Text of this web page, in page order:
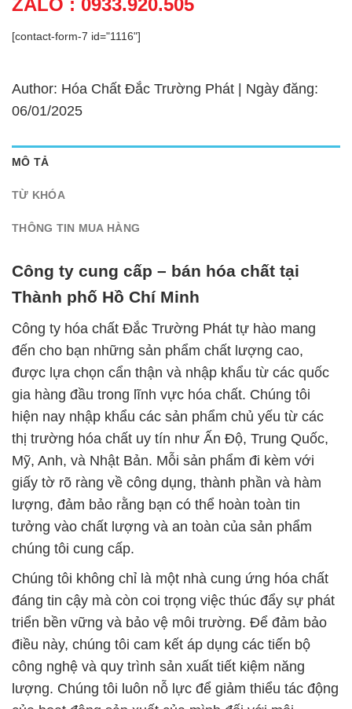
[contact-form-7 id="1116"]
Author: Hóa Chất Đắc Trường Phát | Ngày đăng:
06/01/2025
MÔ TẢ
TỪ KHÓA
THÔNG TIN MUA HÀNG
Công ty cung cấp – bán hóa chất tại
Thành phố Hồ Chí Minh
Công ty hóa chất Đắc Trường Phát tự hào mang
đến cho bạn những sản phẩm chất lượng cao,
được lựa chọn cẩn thận và nhập khẩu từ các quốc
gia hàng đầu trong lĩnh vực hóa chất. Chúng tôi
hiện nay nhập khẩu các sản phẩm chủ yếu từ các
thị trường hóa chất uy tín như Ấn Độ, Trung Quốc,
Mỹ, Anh, và Nhật Bản. Mỗi sản phẩm đi kèm với
giấy tờ rõ ràng về công dụng, thành phần và hàm
lượng, đảm bảo rằng bạn có thể hoàn toàn tin
tưởng vào chất lượng và an toàn của sản phẩm
chúng tôi cung cấp.
Chúng tôi không chỉ là một nhà cung ứng hóa chất
đáng tin cậy mà còn coi trọng việc thúc đẩy sự phát
triển bền vững và bảo vệ môi trường. Để đảm bảo
điều này, chúng tôi cam kết áp dụng các tiến bộ
công nghệ và quy trình sản xuất tiết kiệm năng
lượng. Chúng tôi luôn nỗ lực để giảm thiểu tác động